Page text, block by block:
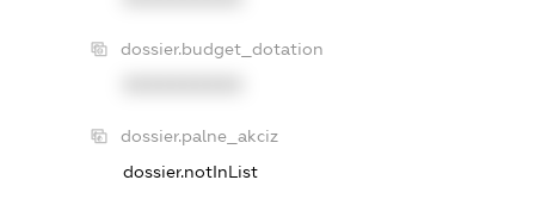
dossier.budget_dotation
dossier.palne_akciz
dossier.notInList